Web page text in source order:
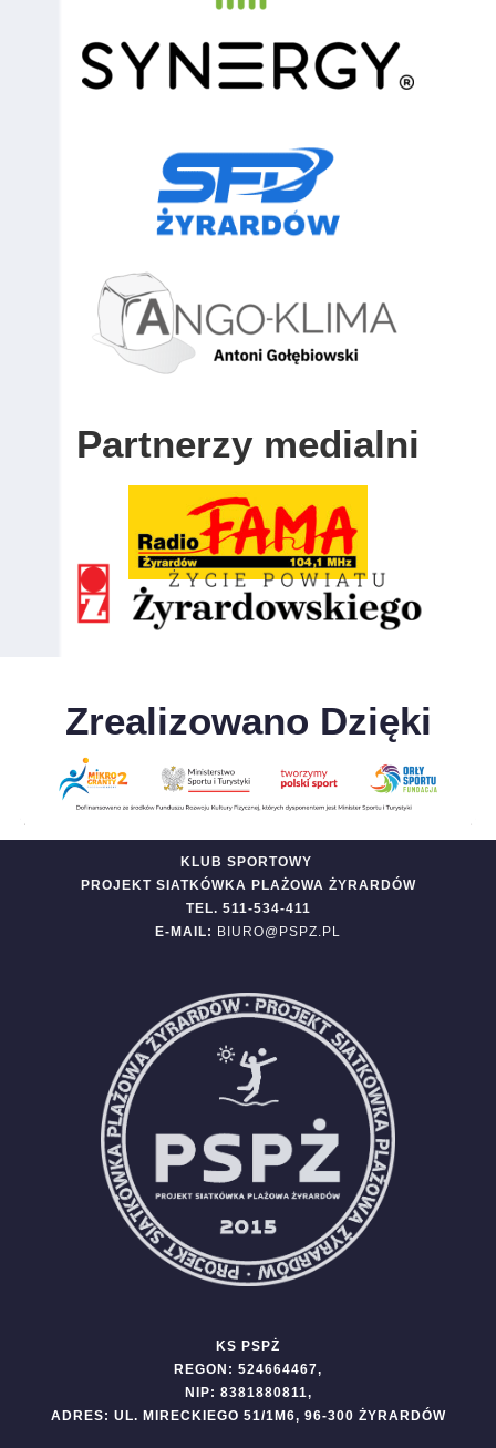
Partnerzy medialni
Zrealizowano Dzięki
KLUB SPORTOWY
PROJEKT SIATKÓWKA PLAŻOWA ŻYRARDÓW
TEL. 511-534-411
E-MAIL: BIURO@PSPZ.PL
KS PSPŻ
REGON: 524664467,
NIP: 8381880811,
ADRES: UL. MIRECKIEGO 51/1M6, 96-300 ŻYRARDÓW